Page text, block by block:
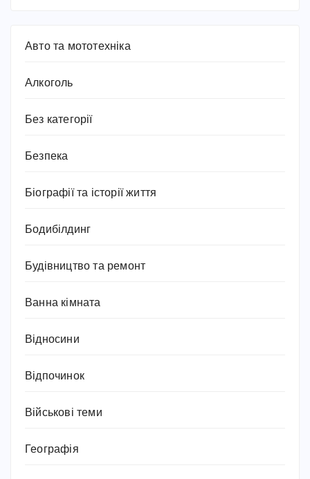
Авто та мототехніка
Алкоголь
Без категорії
Безпека
Біографії та історії життя
Бодибілдинг
Будівництво та ремонт
Ванна кімната
Відносини
Відпочинок
Військові теми
Географія